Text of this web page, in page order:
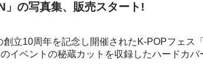
の写真集、販売スタート!
立10周年を記念し開催されたK-POPフェス
イベントの秘蔵カットを収録したハードカバ